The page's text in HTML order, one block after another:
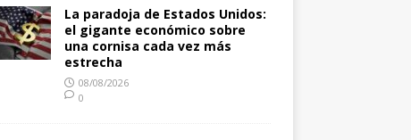
La paradoja de Estados Unidos:
el gigante económico sobre
una cornisa cada vez más
estrecha
08/08/2026
0